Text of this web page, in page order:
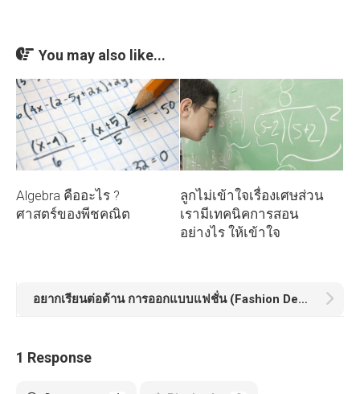
You may also like...
Algebra คืออะไร ?
ศาสตร์ของพีชคณิต
ลูกไม่เข้าใจเรื่องเศษส่วน
เรามีเทคนิคการสอน
อย่างไร ให้เข้าใจ
อยากเรียนต่อด้าน การออกแบบแฟชั่น (Fashion Design) มีที่ไหนบ้าง ?
1 Response